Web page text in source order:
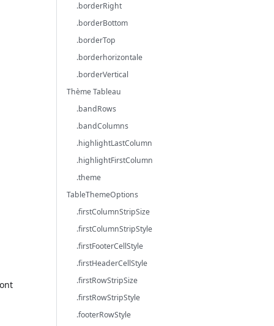
.borderRight
.borderBottom
.borderTop
.borderhorizontale
.borderVertical
Thème Tableau
.bandRows
.bandColumns
.highlightLastColumn
.highlightFirstColumn
.theme
TableThemeOptions
.firstColumnStripSize
.firstColumnStripStyle
.firstFooterCellStyle
.firstHeaderCellStyle
.firstRowStripSize
.firstRowStripStyle
.footerRowStyle